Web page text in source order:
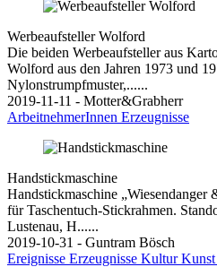
Werbeaufsteller Wolford
Die beiden Werbeaufsteller aus
Wolford aus den Jahren 1973 und
Nylonstrumpfmuster,......
2019-11-11 - Motter&Grabherr
ArbeitnehmerInnen Erzeugnisse
Handstickmaschine
Handstickmaschine „Wiesendanger
für Taschentuch-Stickrahmen.
Lustenau, H......
2019-10-31 - Guntram Bösch
Ereignisse Erzeugnisse KulturKunst